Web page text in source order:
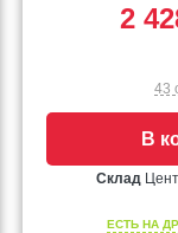
2
43
В
Склад
ЕСТЬ НА